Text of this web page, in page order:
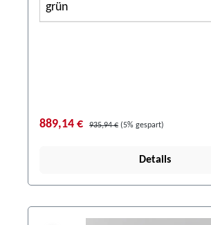
grün
889,14 € 935,94 € (5% gespart)
Details